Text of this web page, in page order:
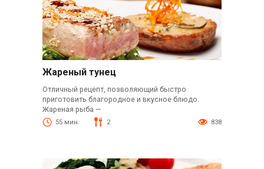
Жареный тунец
Отличный рецепт, позволяющий быстро
приготовить благородное и вкусное блюдо.
Жареная рыба —
55 мин. 2 838